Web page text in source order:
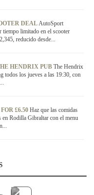
DEALAutoSport
tiempo limitado en el scooter
reducido desde...
HENDRIX PUB The Hendrix
todos los jueves a las 19:30, con
£6.50 Haz que las comidas
en Rodilla Gibraltar con el menu